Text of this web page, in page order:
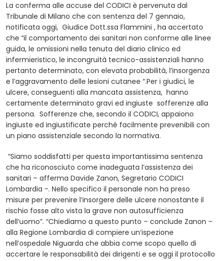
La conferma alle accuse del CODICI è pervenuta dal
Tribunale di Milano che con sentenza del 7 gennaio,
notificata oggi, Giudice Dott.ssa Flammini , ha accertato
che “il comportamento dei sanitari non conforme alle linee
guida, le omissioni nella tenuta del diario clinico ed
infermieristico, le incongruità tecnico-assistenziali hanno
pertanto determinato, con elevata probabilità, l’insorgenza
e l’aggravamento delle lesioni cutanee “.Per i giudici, le
ulcere, conseguenti alla mancata assistenza, hanno
certamente determinato gravi ed ingiuste sofferenze alla
persona. Sofferenze che, secondo il CODICI, appaiono
ingiuste ed ingiustificate perché facilmente prevenibili con
un piano assistenziale secondo la normativa.
“Siamo soddisfatti per questa importantissima sentenza
che ha riconosciuto come inadeguata l’assistenza dei
sanitari – afferma Davide Zanon, Segretario CODICI
Lombardia -. Nello specifico il personale non ha preso
misure per prevenire l’insorgere delle ulcere nonostante il
rischio fosse alto vista la grave non autosufficienza
dell’uomo”. “Chiediamo a questo punto – conclude Zanon –
alla Regione Lombardia di compiere un’ispezione
nell’ospedale Niguarda che abbia come scopo quello di
accertare le responsabilità dei dirigenti e se oggi il protocollo